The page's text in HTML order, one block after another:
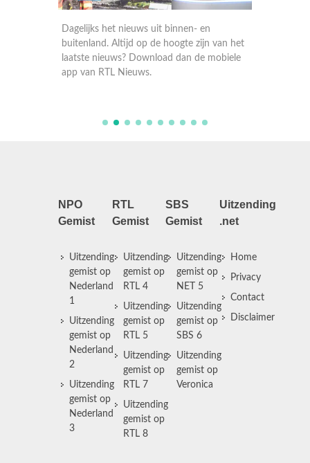
Dagelijks het nieuws uit binnen- en
buitenland. Altijd op de hoogte zijn van het
laatste nieuws? Download dan de mobiele
app van RTL Nieuws.
NPO
Gemist
Uitzending
gemist op
Nederland
1
Uitzending
gemist op
Nederland
2
Uitzending
gemist op
Nederland
3
RTL
Gemist
Uitzending
gemist op
RTL 4
Uitzending
gemist op
RTL 5
Uitzending
gemist op
RTL 7
Uitzending
gemist op
RTL 8
SBS
Gemist
Uitzending
gemist op
NET 5
Uitzending
gemist op
SBS 6
Uitzending
gemist op
Veronica
Uitzending
.net
Home
Privacy
Contact
Disclaimer